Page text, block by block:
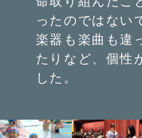
ったのではない
楽器も楽曲も違
たりなど、個性
した。